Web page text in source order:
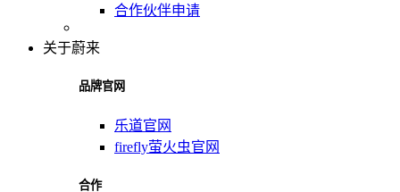
合作伙伴申请
关于蔚来
品牌官网
乐道官网
firefly萤火虫官网
合作